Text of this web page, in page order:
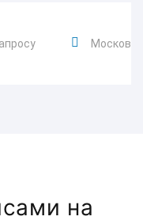
на